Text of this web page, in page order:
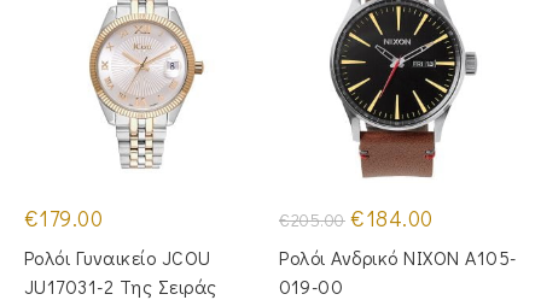
€179.00
Ρολόι Γυναικείο JCOU
JU17031-2 Της Σειράς
€205.00 Original
price
was:
€205.00.
€184.00
τιμή
είναι:
Ρολόι Ανδρικό NIXON A105-
019-00